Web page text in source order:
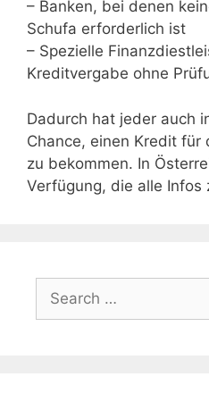
– Banken, bei denen
Schufa erforderlich ist
– Spezielle
Kreditvergabe ohne
Dadurch hat jeder auch
Chance, einen Kredit für
zu bekommen. In
Verfügung, die alle Infos
for: